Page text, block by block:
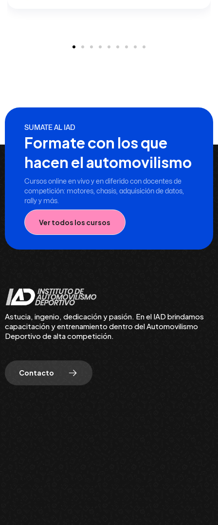
SUMATE AL IAD
Formate con los que
hacen el automovilismo
Cursos online en vivo y en diferido con docentes de
competición: motores, chasis, adquisición de datos,
rally y más.
Ver todos los cursos
Astucia, ingenio, dedicación y pasión. En el IAD brindamos
capacitación y entrenamiento dentro del Automovilismo
Deportivo de alta competición.
Contacto